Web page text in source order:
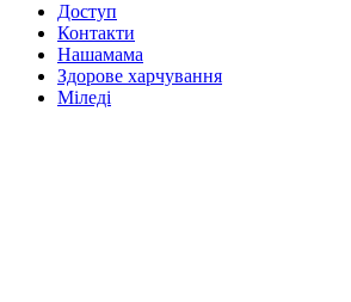
Доступ
Контакти
Нашамама
Здорове харчування
Міледі